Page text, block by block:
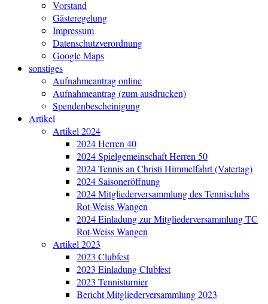
Vorstand
Gästeregelung
Impressum
Datenschutzverordnung
Google Maps
sonstiges
Aufnahmeantrag online
Aufnahmeantrag (zum ausdrucken)
Spendenbescheinigung
Artikel
Artikel 2024
2024 Herren 40
2024 Spielgemeinschaft Herren 50
2024 Tennis an Christi Himmelfahrt (Vatertag)
2024 Saisoneröffnung
2024 Mitgliederversammlung des Tennisclubs
Rot-Weiss Wangen
2024 Einladung zur Mitgliederversammlung TC
Rot-Weiss Wangen
Artikel 2023
2023 Clubfest
2023 Einladung Clubfest
2023 Tennisturnier
Bericht Mitgliederversammlung 2023